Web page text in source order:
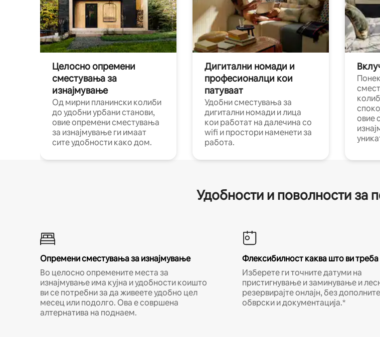
Целосно опремени
сместувања за
изнајмување
Од мирни планински колиби
до удобни урбани станови,
овие опремени сместувања
за изнајмување ги имаат
сите удобности како дом.
Дигитални номади и
професионалци кои
патуваат
Удобни сместувања за
дигитални номади и лица
кои работат на далечина со
wifi и простори наменети за
работа.
овие
Удобности и поволности за
Опремени сместувања за изнајмување
Во целосно опремените места за
изнајмување има кујна и удобности коишто
ви се потребни за да живеете удобно цел
месец или подолго. Ова е совршена
алтернатива на поднаем.
Флексибилност каква што ви треба
Изберете ги точните датуми на
пристигнување и заминување и
резервирајте онлајн, без
обврски и документација.*